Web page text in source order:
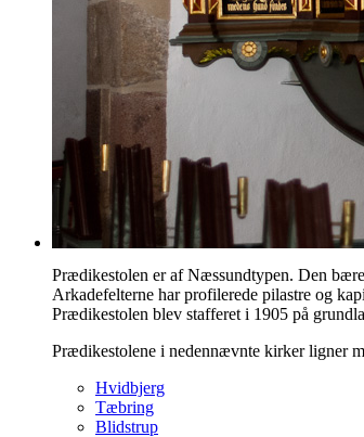
Prædikestolen er af Næssundtypen. Den
Arkadefelterne har profilerede pilastre og
Prædikestolen blev stafferet i 1905 på
Prædikestolene i nedennævnte kirker ligner
Hvidbjerg
Tæbring
Blidstrup